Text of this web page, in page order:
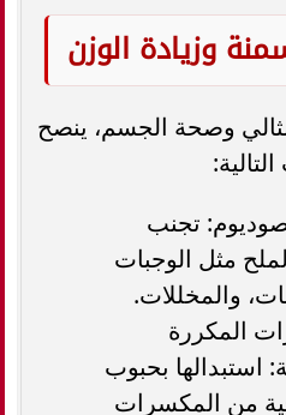
وزيادة الوزن
وصحة الجسم، ينصح
تجنب
مثل الوجبات
والمخللات.
المكررة
استبدالها بحبوب
من المكسرات